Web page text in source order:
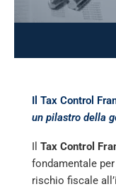
Il Tax Control
un pilastro della
Il Tax Control
fondamentale
rischio fiscale